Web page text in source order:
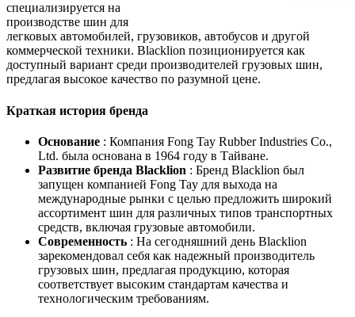
специализируется на
производстве шин для
легковых автомобилей, грузовиков, автобусов и другой
коммерческой техники. Blacklion позиционируется как
доступный вариант среди производителей грузовых шин,
предлагая высокое качество по разумной цене.
Краткая история бренда
Основание : Компания Fong Tay Rubber Industries Co.,
Ltd. была основана в 1964 году в Тайване.
Развитие бренда Blacklion : Бренд Blacklion был
запущен компанией Fong Tay для выхода на
международные рынки с целью предложить широкий
ассортимент шин для различных типов транспортных
средств, включая грузовые автомобили.
Современность : На сегодняшний день Blacklion
зарекомендовал себя как надежный производитель
грузовых шин, предлагая продукцию, которая
соответствует высоким стандартам качества и
технологическим требованиям.